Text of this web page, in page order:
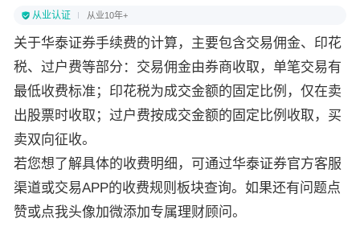
从业认证 从业10年+
关于华泰证券手续费的计算，主要包含交易佣金、印花
税、过户费等部分：交易佣金由券商收取，单笔交易有
最低收费标准；印花税为成交金额的固定比例，仅在卖
出股票时收取；过户费按成交金额的固定比例收取，买
卖双向征收。
若您想了解具体的收费明细，可通过华泰证券官方客服
渠道或交易APP的收费规则板块查询。如果还有问题点
赞或点我头像加微添加专属理财顾问。